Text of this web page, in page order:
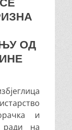
ОД
и
ради на